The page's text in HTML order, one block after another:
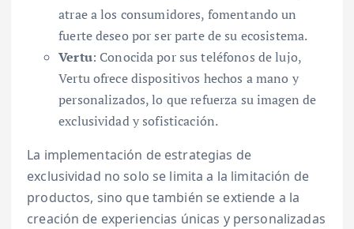
atrae a los consumidores, fomentando un
fuerte deseo por ser parte de su ecosistema.
Vertu: Conocida por sus teléfonos de lujo,
Vertu ofrece dispositivos hechos a mano y
personalizados, lo que refuerza su imagen de
exclusividad y sofisticación.
La implementación de estrategias de
exclusividad no solo se limita a la limitación de
productos, sino que también se extiende a la
creación de experiencias únicas y personalizadas